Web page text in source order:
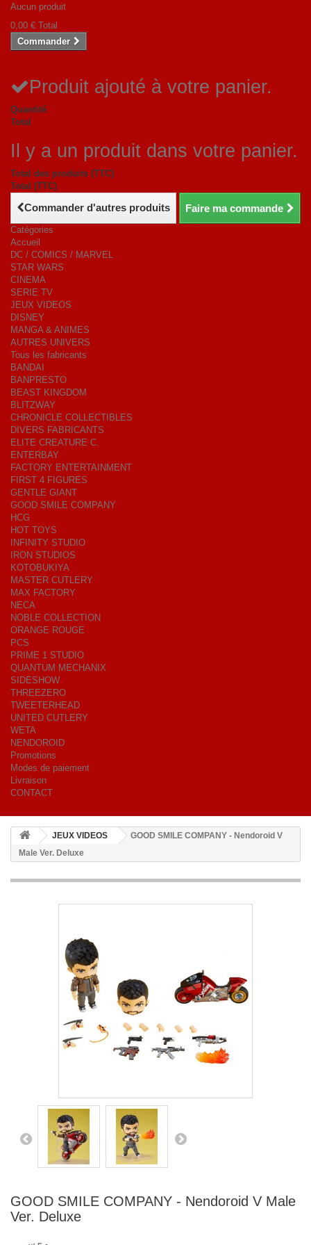
Aucun produit
0,00 € Total
Commander
Produit ajouté à votre panier.
Quantité
Total
Il y a un produit dans votre panier.
Total des produits (TTC)
Total (TTC)
Commander d'autres produits Faire ma commande
Catégories
Accueil
DC / COMICS / MARVEL
STAR WARS
CINEMA
SERIE TV
JEUX VIDEOS
DISNEY
MANGA & ANIMES
AUTRES UNIVERS
Tous les fabricants
BANDAI
BANPRESTO
BEAST KINGDOM
BLITZWAY
CHRONICLE COLLECTIBLES
DIVERS FABRICANTS
ELITE CREATURE C.
ENTERBAY
FACTORY ENTERTAINMENT
FIRST 4 FIGURES
GENTLE GIANT
GOOD SMILE COMPANY
HCG
HOT TOYS
INFINITY STUDIO
IRON STUDIOS
KOTOBUKIYA
MASTER CUTLERY
MAX FACTORY
NECA
NOBLE COLLECTION
ORANGE ROUGE
PCS
PRIME 1 STUDIO
QUANTUM MECHANIX
SIDESHOW
THREEZERO
TWEETERHEAD
UNITED CUTLERY
WETA
NENDOROID
Promotions
Modes de paiement
Livraison
CONTACT
JEUX VIDEOS
GOOD SMILE COMPANY - Nendoroid V
Male Ver. Deluxe
GOOD SMILE COMPANY - Nendoroid V Male
Ver. Deluxe